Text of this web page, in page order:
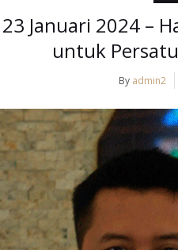
23 Januari 2024 –
untuk
By admin2